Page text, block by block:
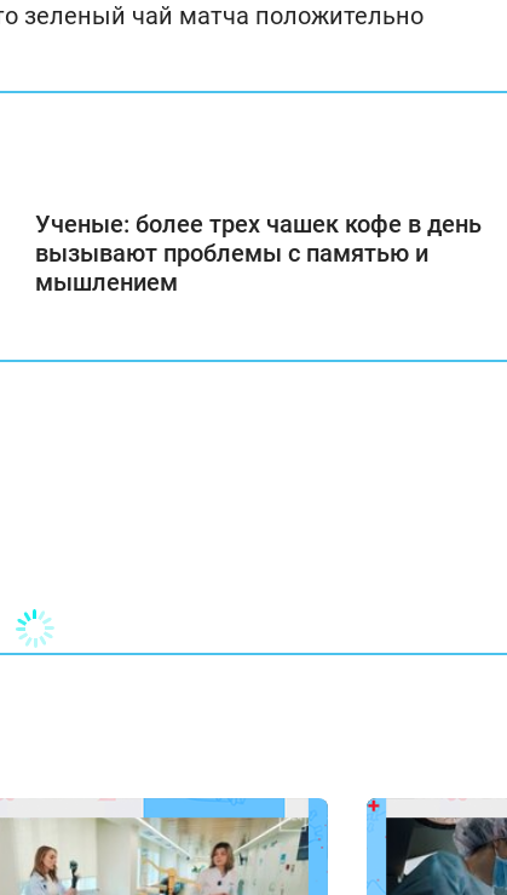
зеленый чай матча положительно
Ученые: более трех чашек кофе в день
вызывают проблемы с памятью и
мышлением